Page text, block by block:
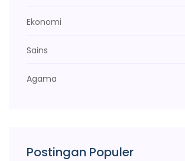
Ekonomi
Sains
Agama
Postingan Populer